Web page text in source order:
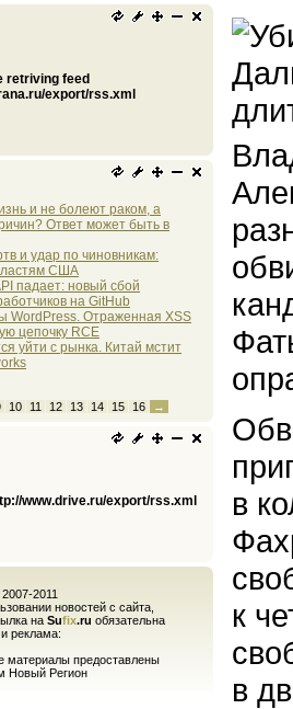
retriving feed
export/rss.xml
и не болеют раком, а
Ответ может быть в
и удар по чиновникам:
США
падает: новый сбой
на GitHub
WordPress. Отраженная XSS
цепочку RCE
уйти с рынка. Китай мстит
10 11 12 13 14 15 16 →
www.drive.ru/export/rss.xml
2007-2011
новостей с сайта,
на Sufix.ru обязательна
реклама:
материалы предоставлены
Новый Регион
срокам
в
к
в